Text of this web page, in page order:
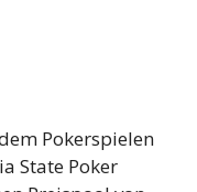
Pokerspielen
State Poker